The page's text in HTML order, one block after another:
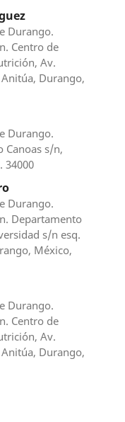
Durango.
Centro de
Av.
Durango,
Durango.
Canoas s/n,
34000
Durango.
Departamento
s/n esq.
México,
Durango.
Centro de
Av.
Durango,